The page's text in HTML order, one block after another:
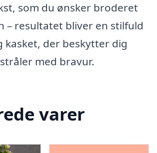
som du ønsker broderet
– resultatet bliver en stilfuld
kasket, der beskytter dig
med bravur.
varer